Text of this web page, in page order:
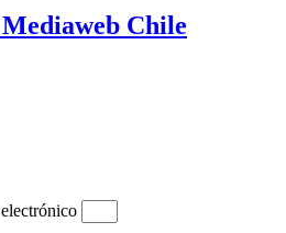
Chile